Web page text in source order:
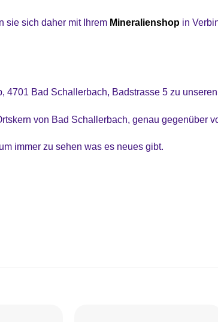
sie sich daher mit Ihrem Mineralienshop in
4701 Bad Schallerbach, Badstrasse 5 zu unseren
von Bad Schallerbach, genau gegenüber
immer zu sehen was es neues gibt.